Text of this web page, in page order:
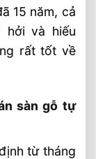
Lào
Hương Lào
15 năm, cả
hởi và hiếu
rất tốt về
sàn gỗ tự
từ tháng